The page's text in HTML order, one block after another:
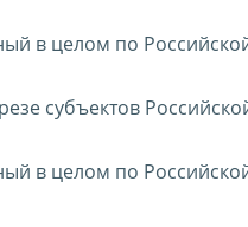
в целом по
субъектов
в целом по